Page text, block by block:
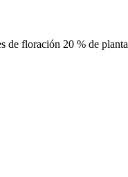
floración 20 % de